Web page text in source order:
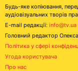
Будь-яке копіювання,
аудіовізуальних творів
E-mail редакції: info@tv.ua
Головний редактор
Політика у сфері
Угода користувача
Про нас